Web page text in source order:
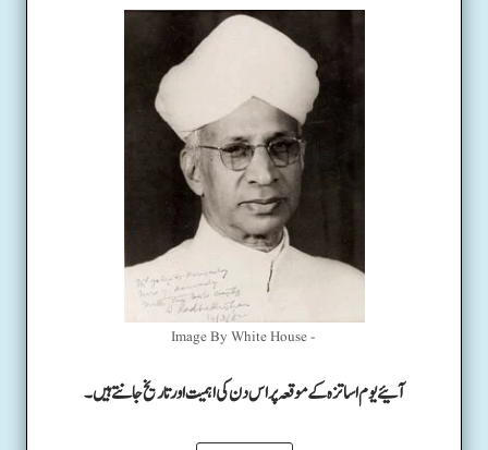
Image By White House -
آئیے یوم اساتزہ کے موقعہ پر اس دن کی اہمیت اور تاریخ جانتے ہیں۔